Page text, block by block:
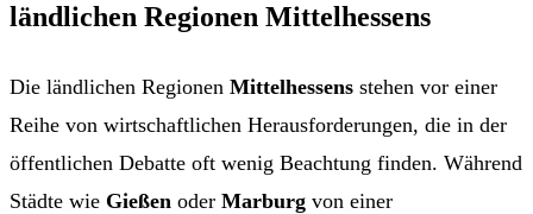
ländlichen Regionen Mittelhessens
Die ländlichen Regionen Mittelhessens stehen vor einer
Reihe von wirtschaftlichen Herausforderungen, die in der
öffentlichen Debatte oft wenig Beachtung finden. Während
Städte wie Gießen oder Marburg von einer